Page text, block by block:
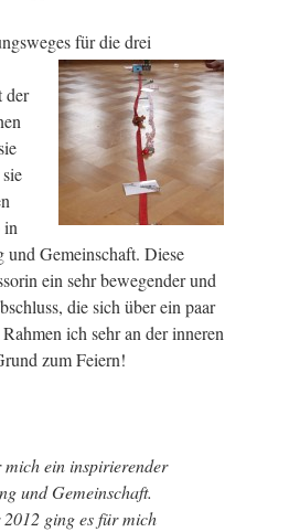
für die drei
der
in
Gemeinschaft. Diese
ein sehr bewegender und
die sich über ein paar
ich sehr an der inneren
zum Feiern!
mich ein inspirierender
und Gemeinschaft.
ging es für mich